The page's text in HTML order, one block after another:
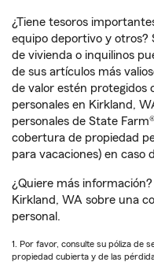
¿Tiene tesoros
equipo deportivo y otros?
de vivienda o inquilinos
de sus artículos más
de valor estén protegidos
personales en Kirkland,
personales de State
cobertura de propiedad
para vacaciones) en caso
¿Quiere más
Kirkland, WA sobre una
personal.
1. Por favor, consulte su póliza de
propiedad cubierta y de las